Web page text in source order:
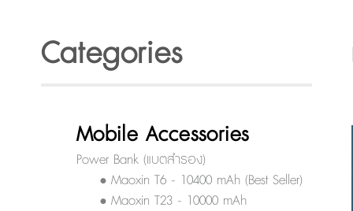
Categories
Mobile Accessories
Power Bank (แบตสำรอง)
• Maoxin T6 - 10400 mAh (Best Seller)
• Maoxin T23 - 10000 mAh